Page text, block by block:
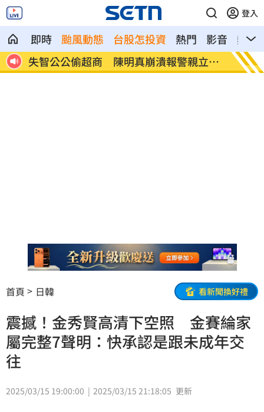
登入
即時 颱風動態 台股怎投資 熱門 影音
熱搜
訊
失智公公偷超商 陳明真崩潰報警親立遺
囑
竊電
訴
首頁 日韓 看新聞換好禮
震撼！金秀賢高清下空照 金賽綸家
屬完整7聲明：快承認是跟未成年交
往
2025/03/15 19:00:00 2025/03/15 21:18:05 更新